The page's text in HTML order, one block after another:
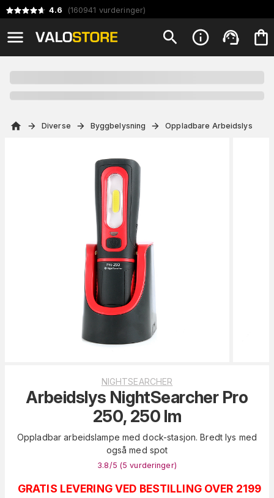
4.6 (160941 vurderinger)
Diverse Byggbelysning Oppladbare Arbeidslys
NIGHTSEARCHER
Arbeidslys NightSearcher Pro
250, 250 lm
Oppladbar arbeidslampe med dock-stasjon. Bredt lys med
også med spot
3.8 /5 (5 vurderinger)
GRATIS LEVERING VED BESTILLING OVER 2199